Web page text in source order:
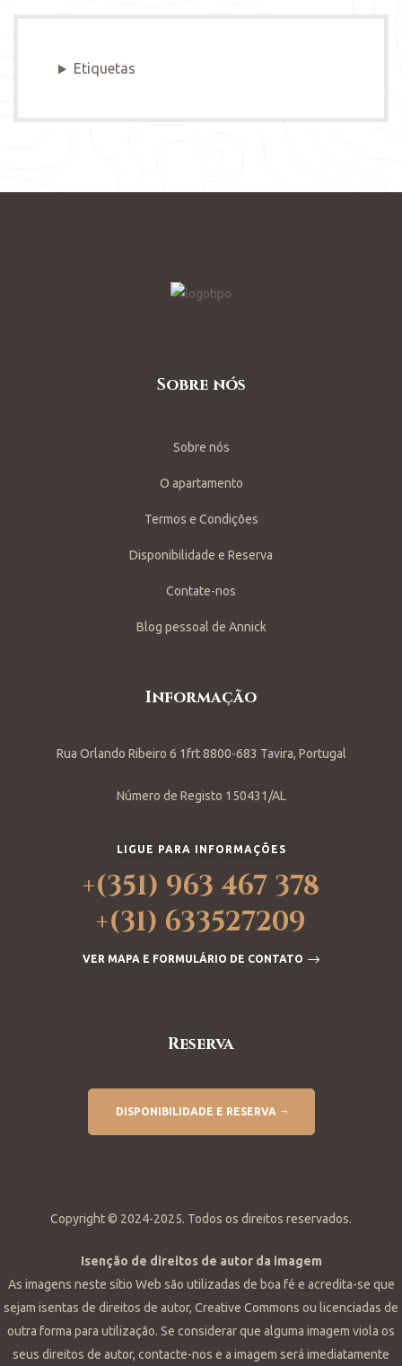
Etiquetas
Sobre nós
Sobre nós
O apartamento
Termos e Condições
Disponibilidade e Reserva
Contate-nos
Blog pessoal de Annick
Informação
Rua Orlando Ribeiro 6 1frt 8800-683 Tavira, Portugal
Número de Registo 150431/AL
LIGUE PARA INFORMAÇÕES
+(351) 963 467 378
+(31) 633527209
VER MAPA E FORMULÁRIO DE CONTATO
Reserva
DISPONIBILIDADE E RESERVA
Copyright © 2024-2025. Todos os direitos reservados.
Isenção de direitos de autor da imagem
As imagens neste sítio Web são utilizadas de boa fé e acredita-se que
sejam isentas de direitos de autor, Creative Commons ou licenciadas de
outra forma para utilização. Se considerar que alguma imagem viola os
seus direitos de autor, contacte-nos e a imagem será imediatamente